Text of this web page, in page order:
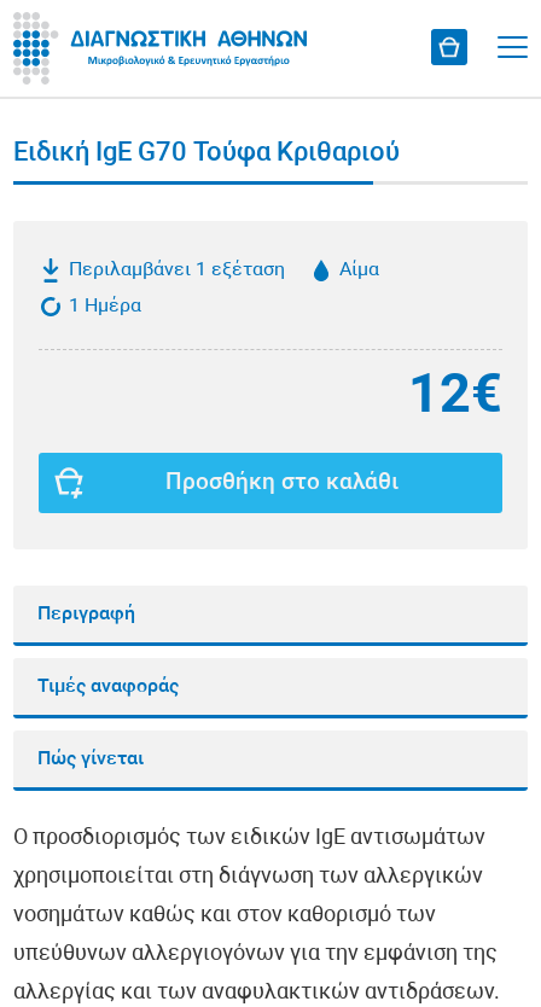
Ειδική IgE G70 Τούφα Κριθαριού
Περιλαμβάνει 1 εξέταση
Αίμα
1 Ημέρα
12€
Προσθήκη στο καλάθι
Περιγραφή
Τιμές αναφοράς
Πώς γίνεται
Ο προσδιορισμός των ειδικών IgE αντισωμάτων
χρησιμοποιείται στη διάγνωση των αλλεργικών
νοσημάτων καθώς και στον καθορισμό των
υπεύθυνων αλλεργιογόνων για την εμφάνιση της
αλλεργίας και των αναφυλακτικών αντιδράσεων.